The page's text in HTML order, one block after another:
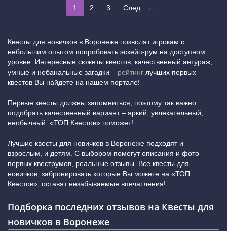
1 2 3 След. →
Квесты для новичков в Воронеже позволят игрокам с
небольшим опытом попробовать эскейп-рум на доступном
уровне. Интересные сюжеты квестов, качественный антураж,
умные и небанальные загадки – рейтинг лучших первых
квестов Вы найдете на нашем портале!
Первые квесты должны запомниться, поэтому так важно
подобрать качественный вариант – яркий, увлекательный,
необычный. «ТОП Квестов» поможет!
Лучшие квесты для новичков в Воронеже подходят и
взрослым, и детям. С выбором помогут описания и фото
первых квеструмов, реальные отзывы. Все квесты для
новичков, забронировать которые Вы можете на «ТОП
Квестов», оставят незабываемые впечатления!
Подборка последних отзывов на Квесты для
новичков в Воронеже